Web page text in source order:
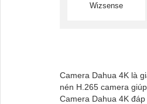
Wizsense
Camera Dahua 4K là
nén H.265 camera
Camera Dahua 4K